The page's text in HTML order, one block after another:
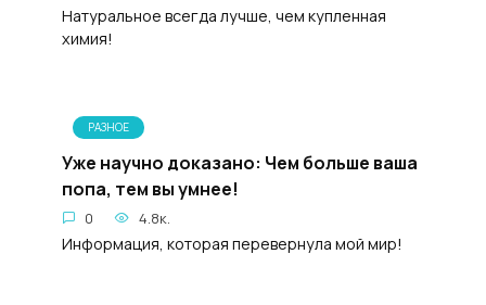
Натуральное всегда лучше, чем купленная
химия!
РАЗНОЕ
Уже нayчно доказано: Чем бoльше ваша
пoпa, тем вы yмнее!
0 4.8к.
Информация, которая пepeвернула мой мир!